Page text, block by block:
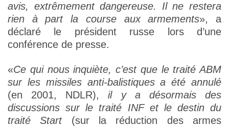
avis, extrêmement dangereuse. Il ne restera
rien à part la course aux armements», a
déclaré le président russe lors d’une
conférence de presse.
«Ce qui nous inquiète, c’est que le traité ABM
sur les missiles anti-balistiques a été annulé
(en 2001, NDLR),il y a désormais des
discussions sur le traité INF et le destin du
traité Start(sur la réduction des armes